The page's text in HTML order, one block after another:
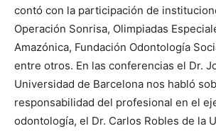
contó con la participación de
Operación Sonrisa, Olimpiadas
Amazónica, Fundación Odontología
entre otros. En las conferencias el Dr.
Universidad de Barcelona nos habló
responsabilidad del profesional en el
odontología, el Dr. Carlos Robles de la